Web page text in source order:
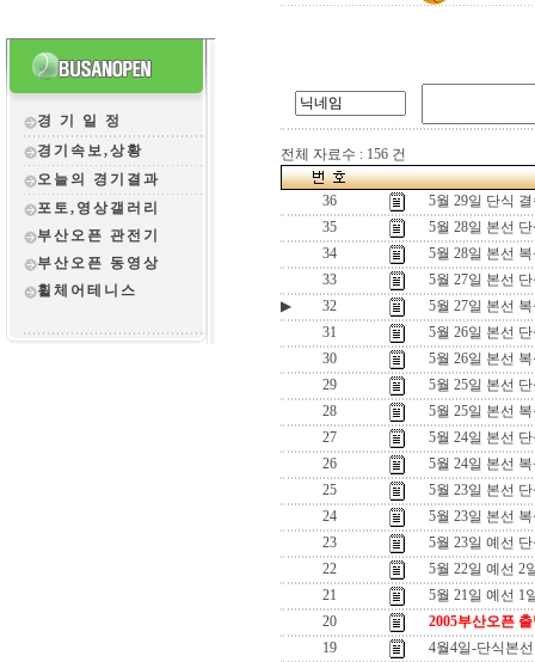
경 기 일 정
경기속보,상황
오늘의 경기결과
포토,영상갤러리
부산오픈 관전 기
부산오픈 동영상
휠체어테니스
전체 자료수 : 156 건
36
5월 29일 단식
35
5월 28일 본선
34
5월 28일 본선
33
5월 27일 본선
▶
32
5월 27일 본선
31
5월 26일 본선
30
5월 26일 본선
29
5월 25일 본선
28
5월 25일 본선
27
5월 24일 본선
26
5월 24일 본선
25
5월 23일 본선
24
5월 23일 본선
23
5월 23일 예선
22
5월 22일 예선 2
21
5월 21일 예선 1
20
2005부산오픈
19
4월4일-단식본